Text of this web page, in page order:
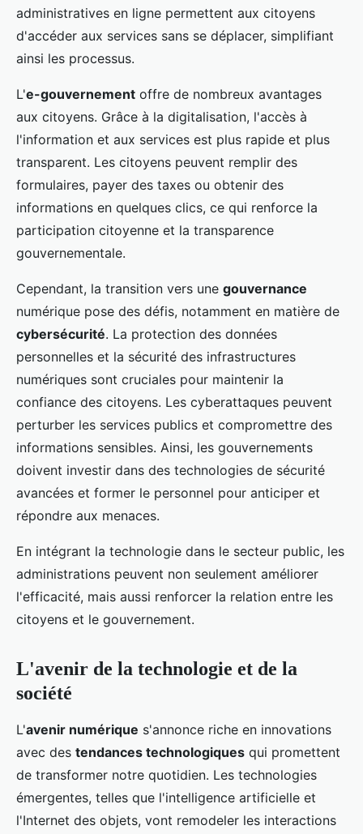
administratives en ligne permettent aux citoyens
d'accéder aux services sans se déplacer, simplifiant
ainsi les processus.
L'e-gouvernement offre de nombreux avantages
aux citoyens. Grâce à la digitalisation, l'accès à
l'information et aux services est plus rapide et plus
transparent. Les citoyens peuvent remplir des
formulaires, payer des taxes ou obtenir des
informations en quelques clics, ce qui renforce la
participation citoyenne et la transparence
gouvernementale.
Cependant, la transition vers une gouvernance
numérique pose des défis, notamment en matière de
cybersécurité. La protection des données
personnelles et la sécurité des infrastructures
numériques sont cruciales pour maintenir la
confiance des citoyens. Les cyberattaques peuvent
perturber les services publics et compromettre des
informations sensibles. Ainsi, les gouvernements
doivent investir dans des technologies de sécurité
avancées et former le personnel pour anticiper et
répondre aux menaces.
En intégrant la technologie dans le secteur public, les
administrations peuvent non seulement améliorer
l'efficacité, mais aussi renforcer la relation entre les
citoyens et le gouvernement.
L'avenir de la technologie et de la
société
L'avenir numérique s'annonce riche en innovations
avec des tendances technologiques qui promettent
de transformer notre quotidien. Les technologies
émergentes, telles que l'intelligence artificielle et
l'Internet des objets, vont remodeler les interactions